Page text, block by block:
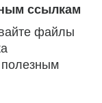
ссылкам
файлы